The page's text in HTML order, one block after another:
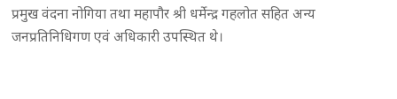
प्रमुख वंदना नोगिया तथा महापौर श्री धर्मेन्द्र गहलोत सहित अन्य
जनप्रतिनिधिगण एवं अधिकारी उपस्थित थे।